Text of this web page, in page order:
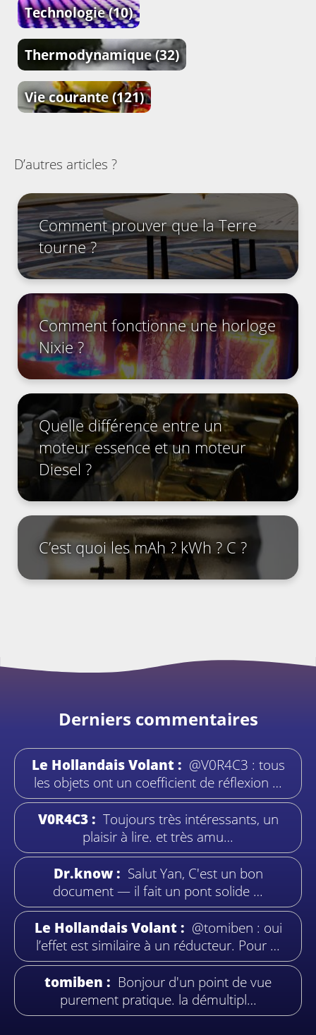
Technologie(10)
Thermodynamique(32)
Vie courante(121)
D’autres articles ?
Comment prouver que la Terre
tourne ?
Comment fonctionne une horloge
Nixie ?
Quelle différence entre un
moteur essence et un moteur
Diesel ?
C’est quoi les mAh ? kWh ? C ?
Derniers commentaires
Le Hollandais Volant : @V0R4C3 : tous
les objets ont un coefficient de réflexion …
V0R4C3 : Toujours très intéressants, un
plaisir à lire. et très amu…
Dr.know : Salut Yan, C'est un bon
document — il fait un pont solide …
Le Hollandais Volant : @tomiben : oui
l’effet est similaire à un réducteur. Pour …
tomiben : Bonjour d'un point de vue
purement pratique. la démultipl…